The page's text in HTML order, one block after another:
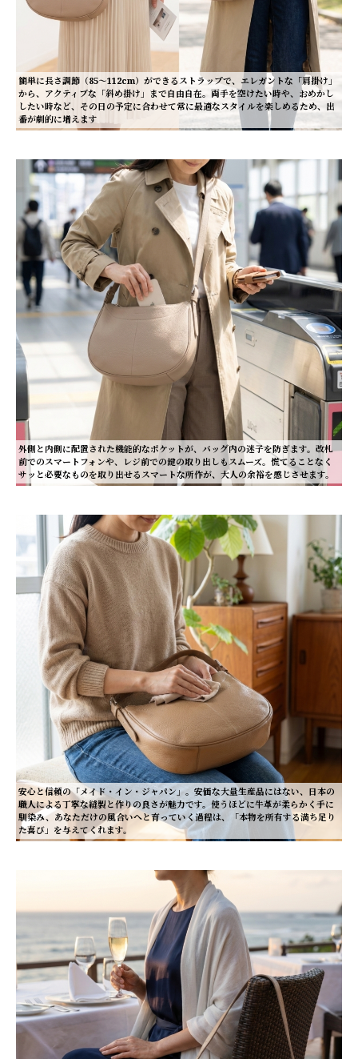
簡単に長さ調節（85～112cm）ができるストラップで、エレガントな「肩掛け」
から、アクティブな「斜め掛け」まで自由自在。両手を空けたい時や、おめかし
したい時など、その日の予定に合わせて常に最適なスタイルを楽しめるため、出
番が劇的に増えます
外側と内側に配置された機能的なポケットが、バッグ内の迷子を防ぎます。改札
前でのスマートフォンや、レジ前での鍵の取り出しもスムーズ。慌てることなく
サッと必要なものを取り出せるスマートな所作が、大人の余裕を感じさせます。
安心と信頼の「メイド・イン・ジャパン」。安価な大量生産品にはない、日本の
職人による丁寧な縫製と作りの良さが魅力です。使うほどに牛革が柔らかく手に
馴染み、あなただけの風合いへと育っていく過程は、「本物を所有する満ち足り
た喜び」を与えてくれます。